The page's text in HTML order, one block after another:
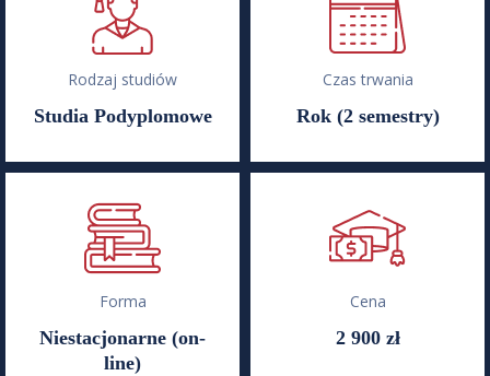
Rodzaj studiów
Studia Podyplomowe
Czas trwania
Rok (2 semestry)
Forma
Niestacjonarne (on-
line)
Cena
2 900 zł